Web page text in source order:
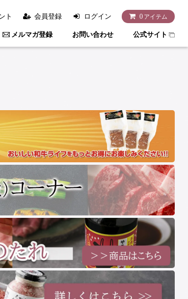
ト 会員登録 ログイン 0 アイテム
メルマガ登録 お問い合わせ 公式サイト